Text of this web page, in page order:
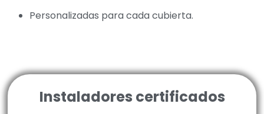
Personalizadas para cada cubierta.
Instaladores certificados